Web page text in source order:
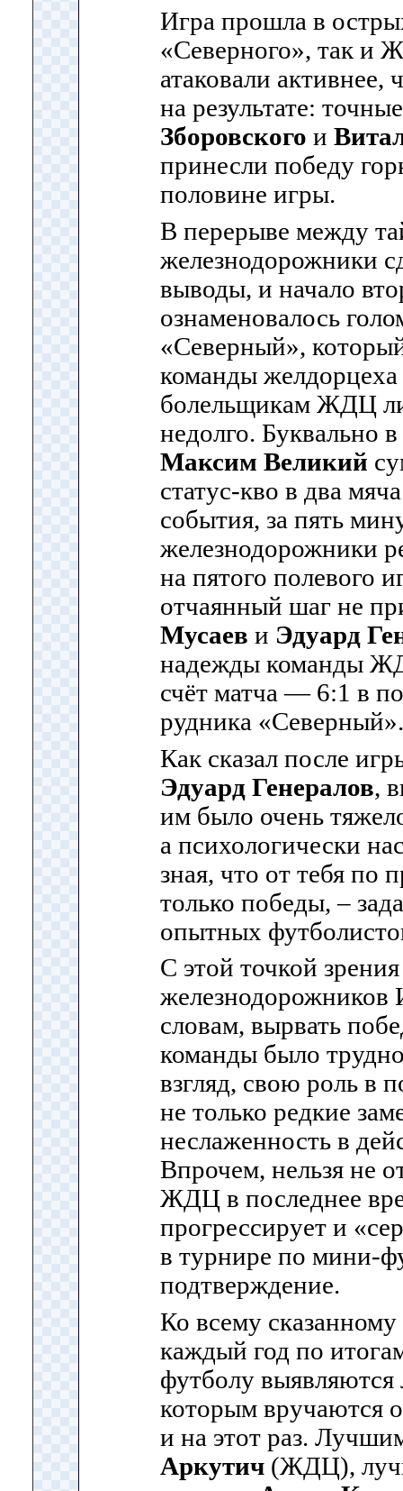
Игра прошла в
«Северного», так и
атаковали активнее,
на результате:
Зборовского и
принесли победу
половине игры.
В перерыве между
железнодорожники
выводы, и начало
ознаменовалось
«Северный»,
команды желдорцеха
болельщикам ЖДЦ
недолго. Буквально
Максим Великий
статус-кво в два
события, за пять
железнодорожники
на пятого полевого
отчаянный шаг не
Мусаев и Эдуард
надежды команды
счёт матча — 6:1 в
рудника «Северный».
Как сказал после
Эдуард Генералов,
им было очень
а психологически
зная, что от тебя по
только победы, –
опытных
С этой точкой
железнодорожников
словам, вырвать
команды было
взгляд, свою роль
не только редкие
неслаженность в
Впрочем, нельзя не
ЖДЦ в последнее
прогрессирует и
в турнире по мини-
подтверждение.
Ко всему сказанному
каждый год по
футболу
которым вручаются
и на этот раз.
Аркутич (ЖДЦ),